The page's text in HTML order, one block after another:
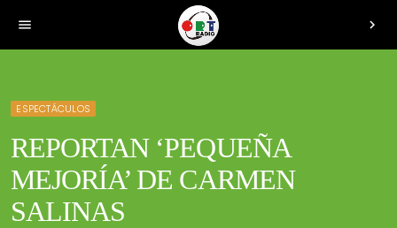
menu chevron_right
ESPECTÁCULOS
REPORTAN ‘PEQUEÑA
MEJORÍA’ DE CARMEN
SALINAS